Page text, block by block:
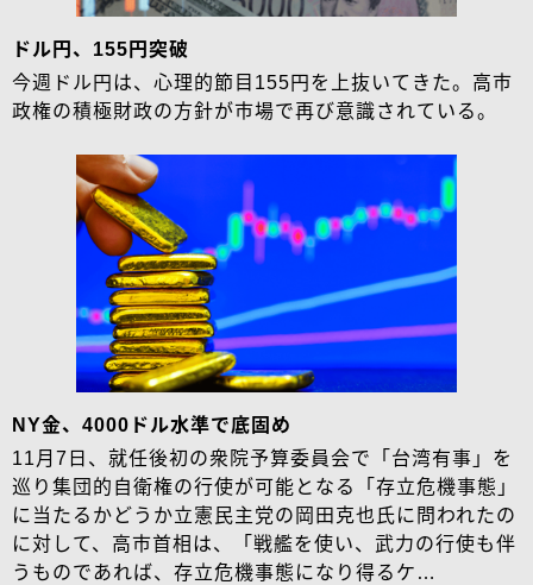
ドル円、155円突破
今週ドル円は、心理的節目155円を上抜いてきた。高市
政権の積極財政の方針が市場で再び意識されている。
NY金、4000ドル水準で底固め
11月7日、就任後初の衆院予算委員会で「台湾有事」を
巡り集団的自衛権の行使が可能となる「存立危機事態」
に当たるかどうか立憲民主党の岡田克也氏に問われたの
に対して、高市首相は、「戦艦を使い、武力の行使も伴
うものであれば、存立危機事態になり得るケ…